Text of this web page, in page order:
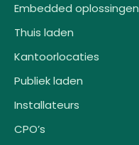
Embedded oplossingen
Thuis laden
Kantoorlocaties
Publiek laden
Installateurs
CPO’s